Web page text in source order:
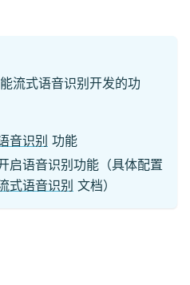
流式语音识别开发的功
音识别 功能
启语音识别功能（具体配置
式语音识别 文档）